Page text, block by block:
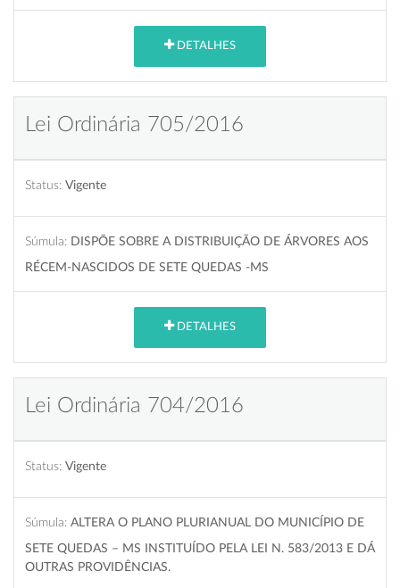
DETALHES
Lei Ordinária 705/2016
Status: Vigente
Súmula: DISPÕE SOBRE A DISTRIBUIÇÃO DE ÁRVORES AOS
RÉCEM-NASCIDOS DE SETE QUEDAS -MS
DETALHES
Lei Ordinária 704/2016
Status: Vigente
Súmula: ALTERA O PLANO PLURIANUAL DO MUNICÍPIO DE
SETE QUEDAS – MS INSTITUÍDO PELA LEI N. 583/2013 E DÁ
OUTRAS PROVIDÊNCIAS.